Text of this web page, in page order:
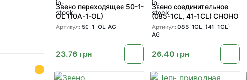
Звено переходящее 50-1-
OL (10A-1-OL)
Артикул: 50-1-OL-AG
23.76 грн
Звено соединительное
(085-1CL, 41-1CL) CHOHO
Артикул:085-1CL_(41-1CL)-
AG
26.40 грн